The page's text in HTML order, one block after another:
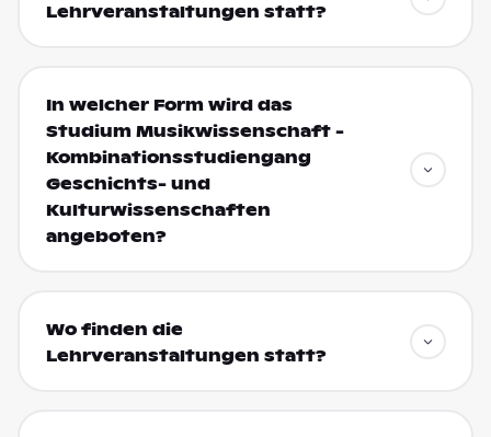
Lehrveranstaltungen statt?
In welcher Form wird das
Studium Musikwissenschaft -
Kombinationsstudiengang
Geschichts- und
Kulturwissenschaften
angeboten?
Wo finden die
Lehrveranstaltungen statt?